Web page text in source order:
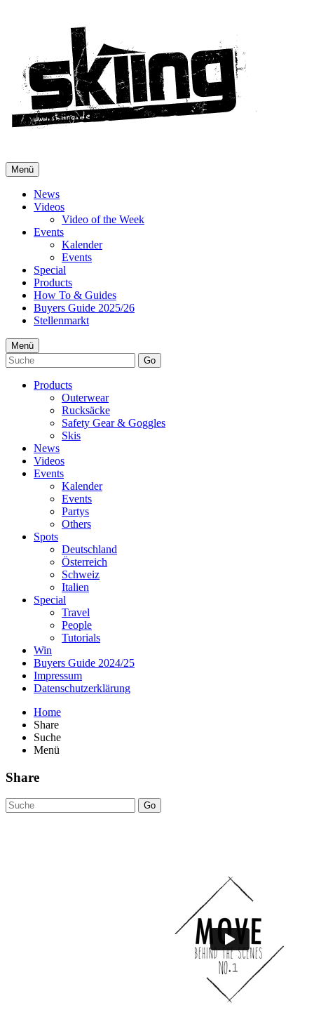
Menü
News
Videos
Video of the Week
Events
Kalender
Events
Special
Products
How To & Guides
Buyers Guide 2025/26
Stellenmarkt
Menü
Go
Products
Outerwear
Rucksäcke
Safety Gear & Goggles
Skis
News
Videos
Events
Kalender
Events
Partys
Others
Spots
Deutschland
Österreich
Schweiz
Italien
Special
Travel
People
Tutorials
Win
Buyers Guide 2024/25
Impressum
Datenschutzerklärung
Home
Share
Suche
Menü
Share
Go